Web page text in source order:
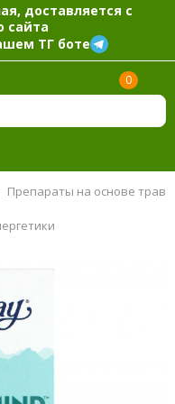
доставляется с
сайта
ТГ боте
0
Препараты на основе трав